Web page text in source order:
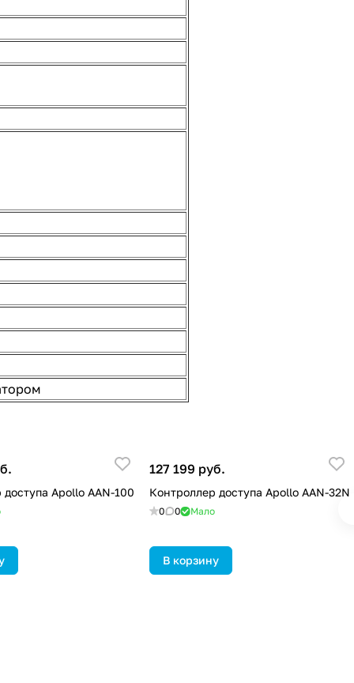
Apollo AAN-100
127 199 руб.
Контроллер доступа Apollo AAN-32N
0 0 Мало
В корзину